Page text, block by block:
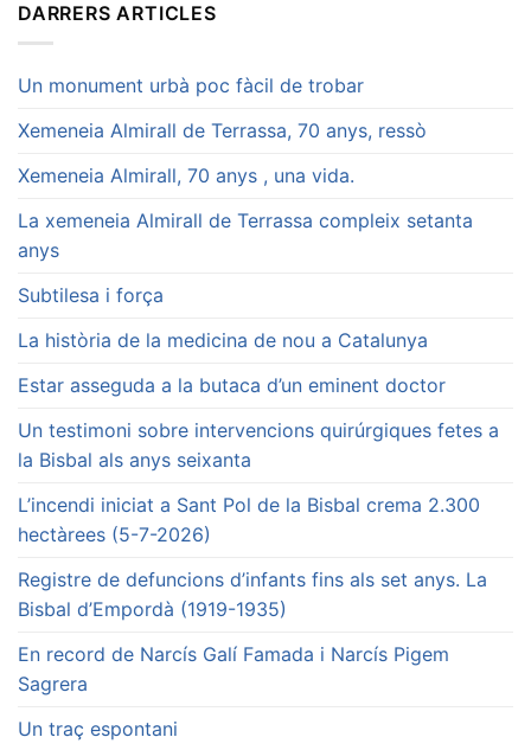
DARRERS ARTICLES
Un monument urbà poc fàcil de trobar
Xemeneia Almirall de Terrassa, 70 anys, ressò
Xemeneia Almirall, 70 anys , una vida.
La xemeneia Almirall de Terrassa compleix setanta
anys
Subtilesa i força
La història de la medicina de nou a Catalunya
Estar asseguda a la butaca d’un eminent doctor
Un testimoni sobre intervencions quirúrgiques fetes a
la Bisbal als anys seixanta
L’incendi iniciat a Sant Pol de la Bisbal crema 2.300
hectàrees (5-7-2026)
Registre de defuncions d’infants fins als set anys. La
Bisbal d’Empordà (1919-1935)
En record de Narcís Galí Famada i Narcís Pigem
Sagrera
Un traç espontani